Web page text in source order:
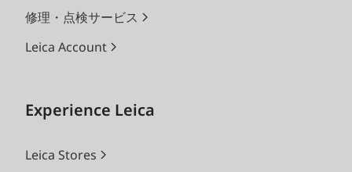
修理・点検サービス
Leica Account
Experience Leica
Leica Stores